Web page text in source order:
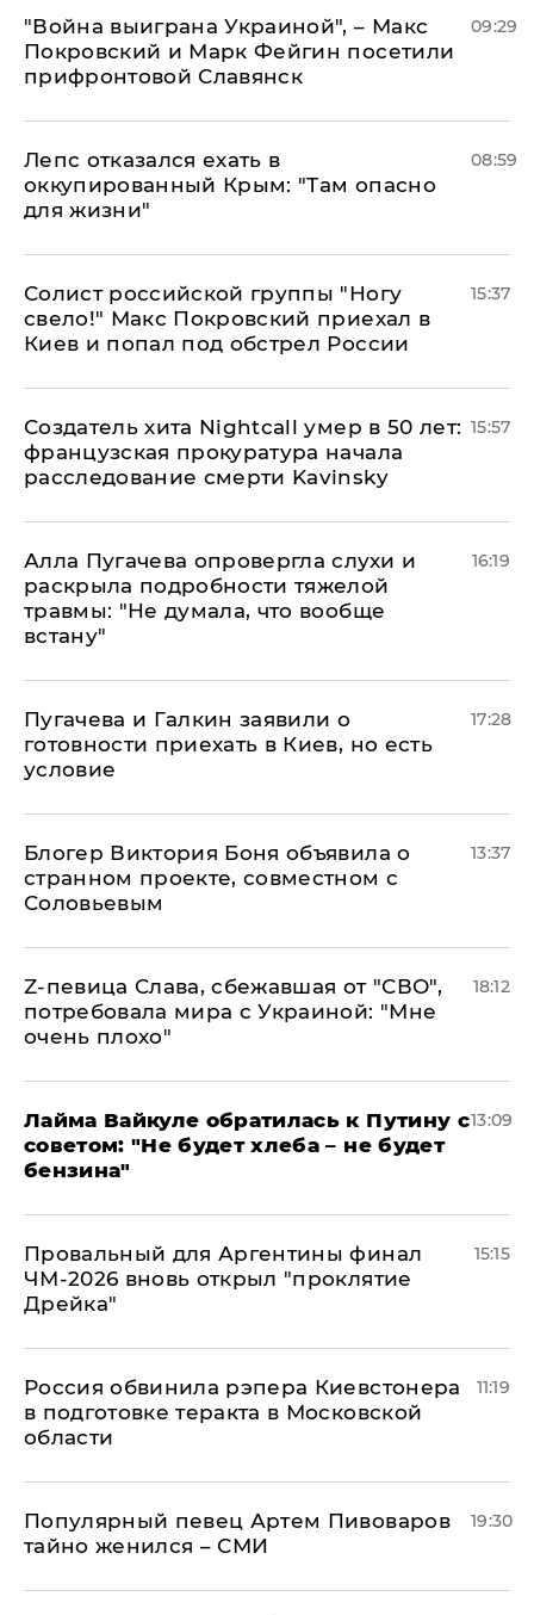
"Война выиграна Украиной", – Макс
Покровский и Марк Фейгин посетили
прифронтовой Славянск
09:29
Лепс отказался ехать в
оккупированный Крым: "Там опасно
для жизни"
08:59
Солист российской группы "Ногу
свело!" Макс Покровский приехал в
Киев и попал под обстрел России
15:37
Создатель хита Nightcall умер в 50 лет:
французская прокуратура начала
расследование смерти Kavinsky
15:57
Алла Пугачева опровергла слухи и
раскрыла подробности тяжелой
травмы: "Не думала, что вообще
встану"
16:19
Пугачева и Галкин заявили о
готовности приехать в Киев, но есть
условие
17:28
Блогер Виктория Боня объявила о
странном проекте, совместном с
Соловьевым
13:37
Z-певица Слава, сбежавшая от "СВО",
потребовала мира с Украиной: "Мне
очень плохо"
18:12
Лайма Вайкуле обратилась к Путину с
советом: "Не будет хлеба – не будет
бензина"
13:09
Провальный для Аргентины финал
ЧМ-2026 вновь открыл "проклятие
Дрейка"
15:15
Россия обвинила рэпера Киевстонера
в подготовке теракта в Московской
области
11:19
Популярный певец Артем Пивоваров
тайно женился – СМИ
19:30